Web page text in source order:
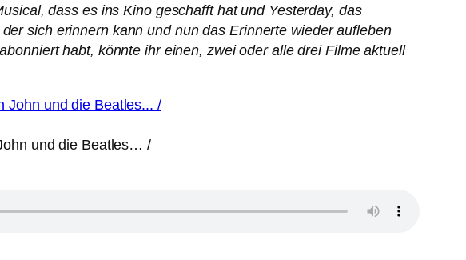
dass es ins Kino geschafft hat und Yesterday, das
sich erinnern kann und nun das Erinnerte wieder aufleben
habt, könnte ihr einen, zwei oder alle drei Filme aktuell
und die Beatles… /